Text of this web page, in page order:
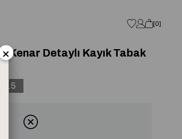
0
Kenar Detaylı Kayık Tabak
15
×